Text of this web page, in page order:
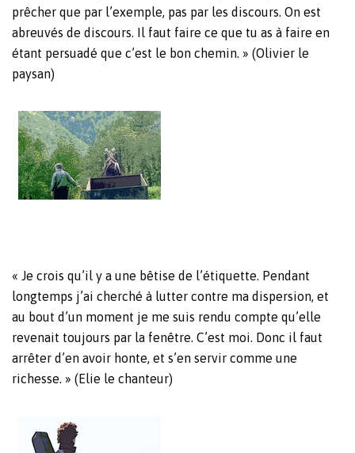
prêcher que par l’exemple, pas par les discours. On est
abreuvés de discours. Il faut faire ce que tu as à faire en
étant persuadé que c’est le bon chemin. » (Olivier le
paysan)
« Je crois qu’il y a une bêtise de l’étiquette. Pendant
longtemps j’ai cherché à lutter contre ma dispersion, et
au bout d’un moment je me suis rendu compte qu’elle
revenait toujours par la fenêtre. C’est moi. Donc il faut
arrêter d’en avoir honte, et s’en servir comme une
richesse. » (Elie le chanteur)